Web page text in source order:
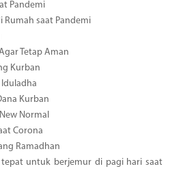
Pandemi
Rumah saat Pandemi
Tetap Aman
Kurban
Iduladha
Kurban
Normal
Corona
Ramadhan
untuk berjemur di pagi hari saat